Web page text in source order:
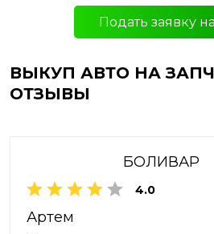
Подать заявку
ВЫКУП АВТО НА
ОТЗЫВЫ
БОЛИВАР
4.0
Артем